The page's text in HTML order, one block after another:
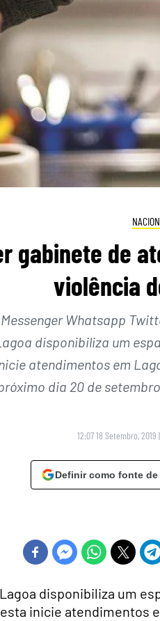
gabinete de
violência
Whatsapp
disponibiliza um
atendimentos em
dia 20 de
12:07 18 Setembro, 2019 |
Definir como fonte
disponibiliza um
inicie atendimentos